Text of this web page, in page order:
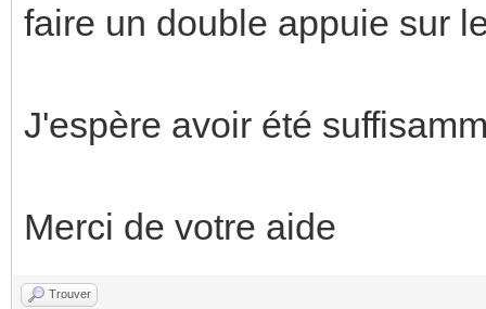
faire un double appuie sur
J'espère avoir été
Merci de votre aide
Trouver